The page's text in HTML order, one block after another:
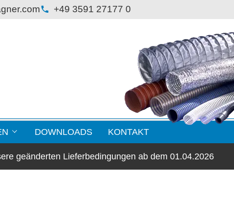
+49 3591 27177 0
DOWNLOADS KONTAKT
geänderten Lieferbedingungen ab dem 01.04.2026